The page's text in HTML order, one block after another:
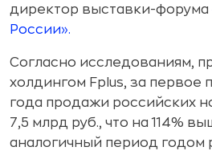
директор выставки-форума
России».
Согласно исследованиям,
холдингом Fplus, за первое
года продажи российских
7,5 млрд руб., что на 114%
аналогичный период годом